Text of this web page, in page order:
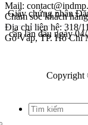
Mail:
Chăm sóc khách
Địa chỉ liên hệ: 318/
Gò Vấp, TP. Hồ Chí
Giấy chứng nhận
cấp lần đầu ngày
Copyright